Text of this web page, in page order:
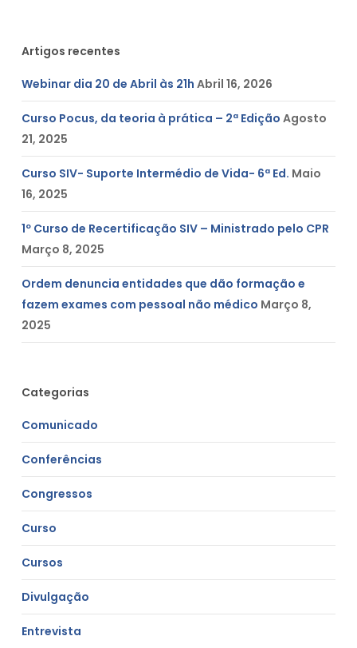
Artigos recentes
Webinar dia 20 de Abril às 21h Abril 16, 2026
Curso Pocus, da teoria à prática – 2ª Edição Agosto
21, 2025
Curso SIV- Suporte Intermédio de Vida- 6ª Ed. Maio
16, 2025
1º Curso de Recertificação SIV – Ministrado pelo CPR
Março 8, 2025
Ordem denuncia entidades que dão formação e
fazem exames com pessoal não médico Março 8,
2025
Categorias
Comunicado
Conferências
Congressos
Curso
Cursos
Divulgação
Entrevista